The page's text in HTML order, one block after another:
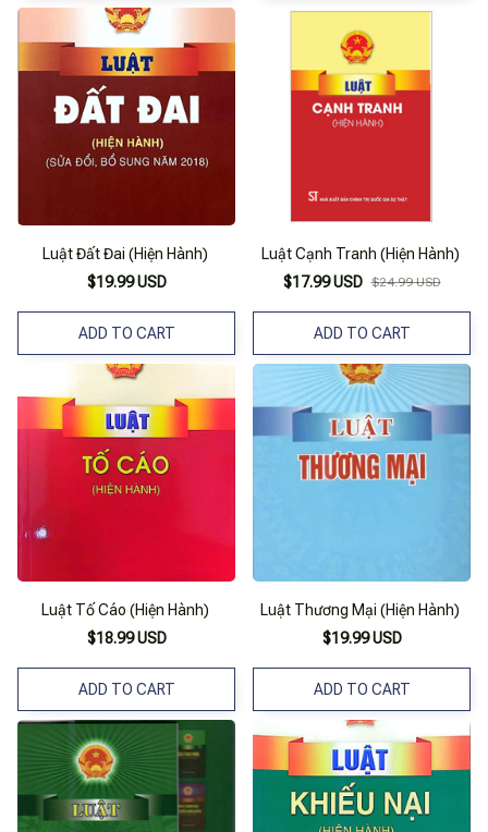
Luật Đất Đai (Hiện Hành)
$19.99 USD
ADD TO CART
Luật Cạnh Tranh (Hiện Hành)
$17.99 USD $24.99 USD
ADD TO CART
Luật Tố Cáo (Hiện Hành)
$18.99 USD
ADD TO CART
Luật Thương Mại (Hiện Hành)
$19.99 USD
ADD TO CART